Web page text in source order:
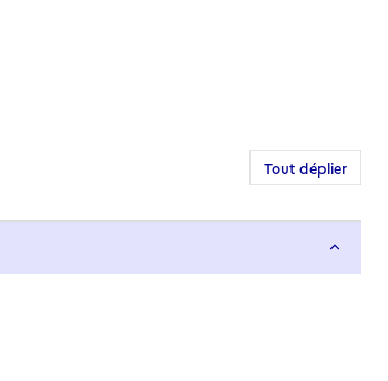
Tout déplier